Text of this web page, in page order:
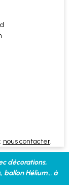
nous contacter.
décorations,
ballon Hélium... à